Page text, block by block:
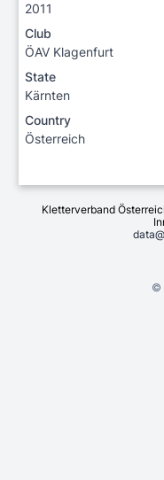
2011
Club
ÖAV Klagenfurt
State
Kärnten
Country
Österreich
Kletterverband
©